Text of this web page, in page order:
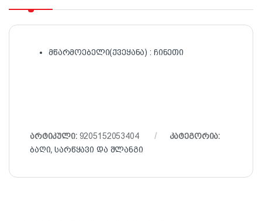
მწარმოებელი(ქვეყანა) : ჩინეთი
არტიკული: 9205152053404
კატეგორია:
ბაღი,სარწყავი და შლანგი